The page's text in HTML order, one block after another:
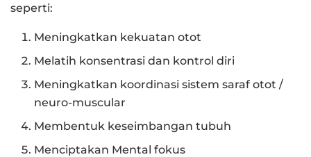
seperti:
Meningkatkan kekuatan otot
Melatih konsentrasi dan kontrol diri
Meningkatkan koordinasi sistem saraf otot /
neuro-muscular
Membentuk keseimbangan tubuh
Menciptakan Mental fokus